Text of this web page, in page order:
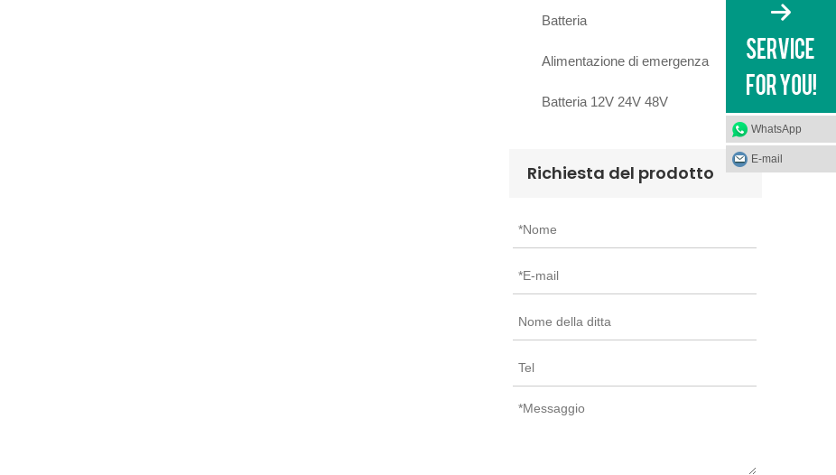
Batteria
Alimentazione di emergenza
Batteria 12V 24V 48V
Richiesta del prodotto
WhatsApp
E-mail